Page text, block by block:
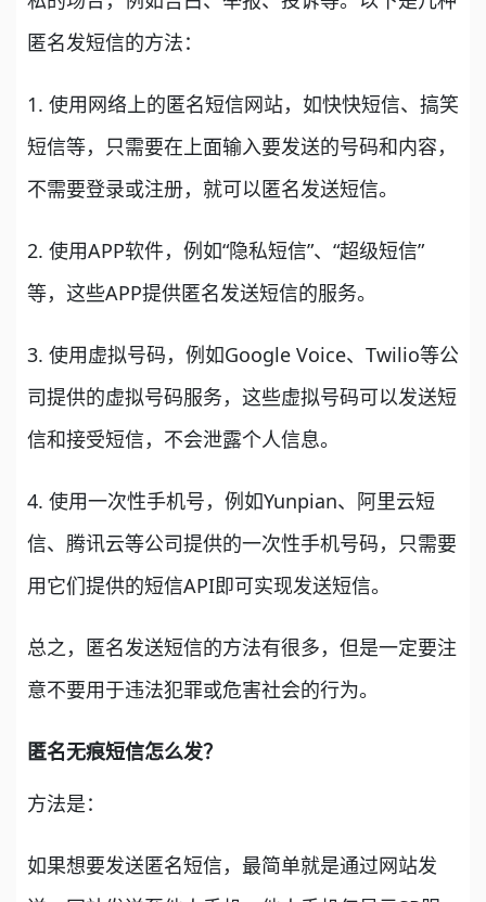
匿名发短信的方法：
1. 使用网络上的匿名短信网站，如快快短信、搞笑
短信等，只需要在上面输入要发送的号码和内容，
不需要登录或注册，就可以匿名发送短信。
2. 使用APP软件，例如“隐私短信”、“超级短信”
等，这些APP提供匿名发送短信的服务。
3. 使用虚拟号码，例如Google Voice、Twilio等公
司提供的虚拟号码服务，这些虚拟号码可以发送短
信和接受短信，不会泄露个人信息。
4. 使用一次性手机号，例如Yunpian、阿里云短
信、腾讯云等公司提供的一次性手机号码，只需要
用它们提供的短信API即可实现发送短信。
总之，匿名发送短信的方法有很多，但是一定要注
意不要用于违法犯罪或危害社会的行为。
匿名无痕短信怎么发？
方法是：
如果想要发送匿名短信，最简单就是通过网站发